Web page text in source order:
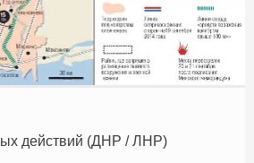
действий (ДНР / ЛНР)